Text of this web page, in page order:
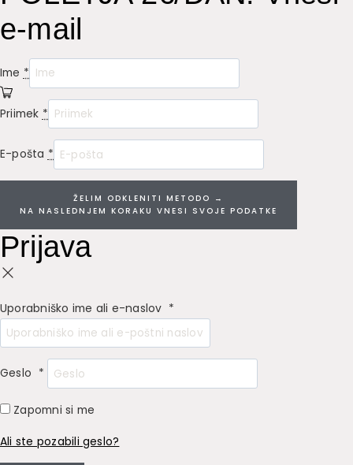
e-mail
Ime *
Priimek *
E-pošta *
ŽELIM ODKLENITI METODO →
Prijava
Uporabniško ime ali e-naslov *
Geslo *
Zapomni si me
Ali ste pozabili geslo?